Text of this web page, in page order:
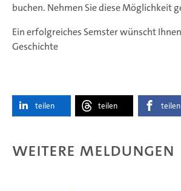
buchen. Nehmen Sie diese Möglichkeit
Ein erfolgreiches Semster wünscht
Geschichte
teilen teilen teilen
Weitere Meldungen